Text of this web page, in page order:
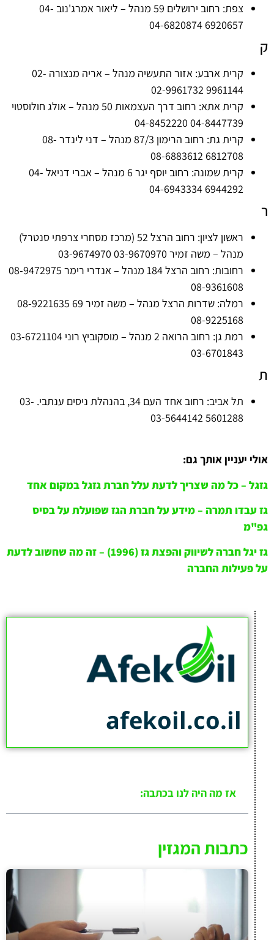
צפת: רחוב ירושלים 59 מנהל – ליאור אמרג'נוב 04-
6920657 04-6820874
ק
קרית ארבע: אזור התעשיה מנהל – אריה מנצורה 02-
9961144 02-9961732
קרית אתא: רחוב דרך העצמאות 50 מנהל – אולג חולוסטוי
04-8447739 04-8452220
קרית גת: רחוב הרימון 87/3 מנהל – דני לינדר 08-
6812708 08-6883612
קרית שמונה: רחוב יוסף יגר 6 מנהל – אברי דניאל 04-
6944292 04-6943334
ר
ראשון לציון: רחוב הרצל 52 (מרכז מסחרי צרפתי סנטרל)
מנהל – משה זמיר 03-9670970 03-9674970
רחובות: רחוב הרצל 184 מנהל – אנדרי רימר 08-9472975
08-9361608
רמלה: שדרות הרצל מנהל – משה זמיר 69 08-9221635
08-9225168
רמת גן: רחוב הרואה 2 מנהל – מוסקוביץ רוני 03-6721104
03-6701843
ת
תל אביב: רחוב אחד העם 34, בהנהלת ניסים ענתבי. 03-
5601288 03-5644142
אולי יעניין אותך גם:
גזגל – כל מה שצריך לדעת עלל חברת גזגל במקום אחד
גז עבדו תמרה – מידע על חברת הגז שפועלת על בסיס
גפ"מ
גז יגל חברה לשיווק והפצת גז (1996) – זה מה שחשוב לדעת
על פעילות החברה
afekoil.co.il
אז מה היה לנו בכתבה:
כתבות המגזין